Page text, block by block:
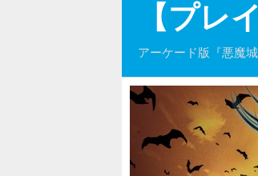
【プレ
アーケード版『悪魔